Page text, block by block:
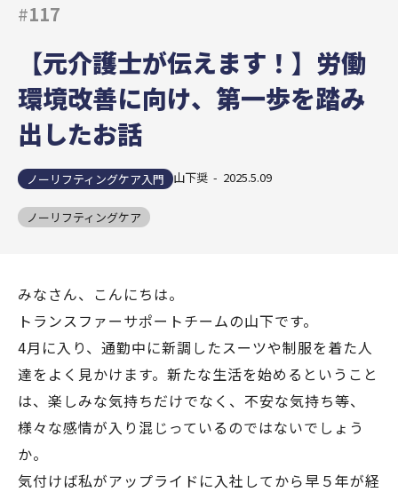
#117
【元介護士が伝えます！】労働
環境改善に向け、第一歩を踏み
出したお話
ノーリフティングケア入門 山下奨 - 2025.5.09
ノーリフティングケア
みなさん、こんにちは。
トランスファーサポートチームの山下です。
4月に入り、通勤中に新調したスーツや制服を着た人
達をよく見かけます。新たな生活を始めるということ
は、楽しみな気持ちだけでなく、不安な気持ち等、
様々な感情が入り混じっているのではないでしょう
か。
気付けば私がアップライドに入社してから早５年が経